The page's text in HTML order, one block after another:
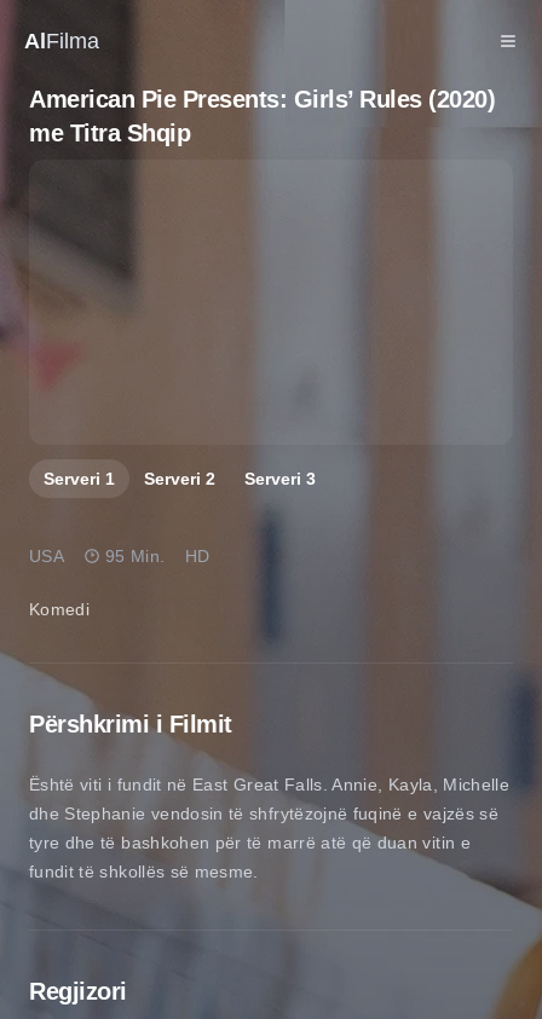
Al Filma
American Pie Presents: Girls’ Rules (2020)
me Titra Shqip
Serveri 1 Serveri 2 Serveri 3
Komedi
USA 95 Min. HD
Përshkrimi i Filmit
Është viti i fundit në East Great Falls. Annie, Kayla, Michelle
dhe Stephanie vendosin të shfrytëzojnë fuqinë e vajzës së
tyre dhe të bashkohen për të marrë atë që duan vitin e
fundit të shkollës së mesme.
Regjizori